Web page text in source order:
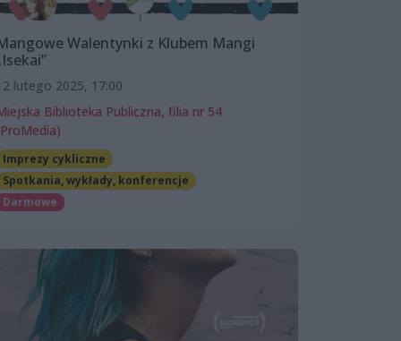
Walentynki z Klubem Mangi
lutego 2025, 17:00
Biblioteka Publiczna, filia nr 54
Imprezy cykliczne
Spotkania, wykłady, konferencje
Darmowe